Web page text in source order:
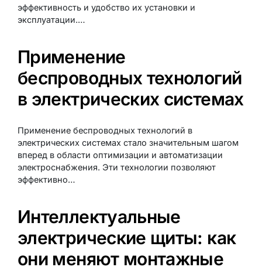
эффективность и удобство их установки и
эксплуатации.…
Применение
беспроводных технологий
в электрических системах
Применение беспроводных технологий в
электрических системах стало значительным шагом
вперед в области оптимизации и автоматизации
электроснабжения. Эти технологии позволяют
эффективно…
Интеллектуальные
электрические щиты: как
они меняют монтажные